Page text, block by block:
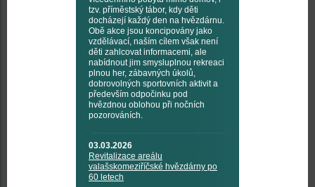
tzv. příměstský tábor, kdy děti
docházejí každý den na hvězdárnu.
Obě akce jsou koncipovány jako
vzdělávací, naším cílem však není
děti zahlcovat informacemi, ale
nabídnout jim smysluplnou rekreaci
plnou her, zábavných úkolů,
dobrovolných sportovních aktivit a
především odpočinku pod
hvězdnou oblohou při nočních
pozorováních.
03.03.2026
Revitalizace areálu
valašskomeziříčské hvězdárny po
60 letech